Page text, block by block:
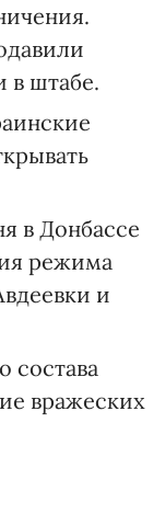
в штабе.
в Донбассе
режима
и
состава
вражеских